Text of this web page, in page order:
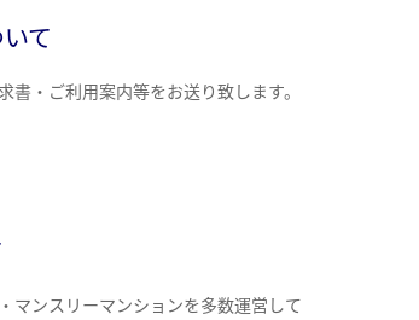
て
書・ご利用案内等をお送り致します。
マンスリーマンションを多数運営して